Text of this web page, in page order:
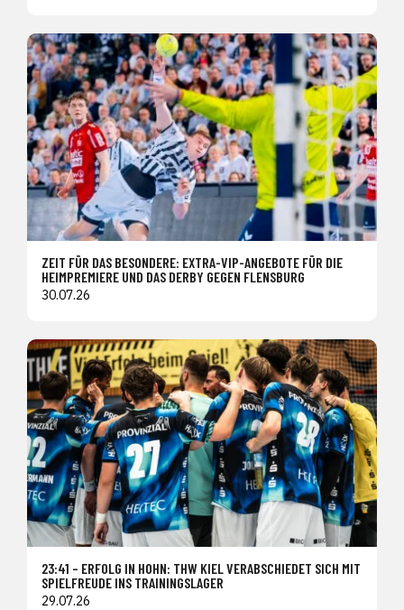
ZEIT FÜR DAS BESONDERE: EXTRA-VIP-ANGEBOTE FÜR DIE
HEIMPREMIERE UND DAS DERBY GEGEN FLENSBURG
30.07.26
23:41 – ERFOLG IN HOHN: THW KIEL VERABSCHIEDET SICH MIT
SPIELFREUDE INS TRAININGSLAGER
29.07.26